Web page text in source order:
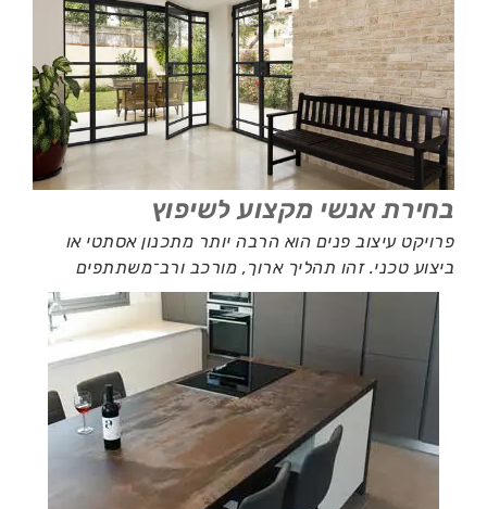
בחירת אנשי מקצוע לשיפוץ
פרויקט עיצוב פנים הוא הרבה יותר מתכנון אסתטי או
ביצוע טכני. זהו תהליך ארוך, מורכב ורב־משתתפים